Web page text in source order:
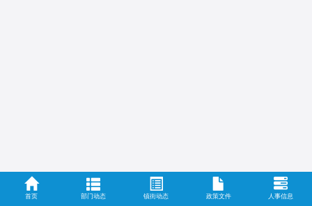
首页 部门动态 镇街动态 政策文件 人事信息